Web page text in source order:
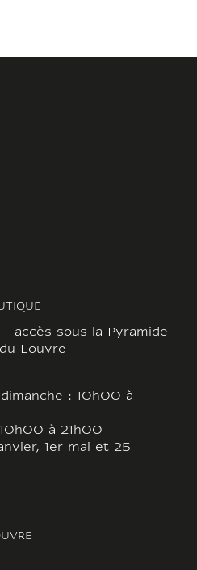
accès sous la Pyramide
Louvre
: 10h00 à
à 21h00
1er mai et 25